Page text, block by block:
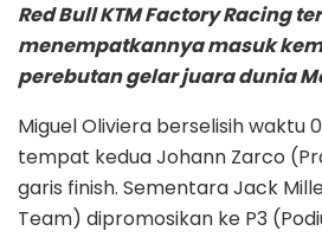
Red Bull KTM Factory Racing
menempatkannya masuk
perebutan gelar juara dunia
Miguel Oliviera berselisih waktu
tempat kedua Johann Zarco
garis finish. Sementara Jack
Team) dipromosikan ke P3